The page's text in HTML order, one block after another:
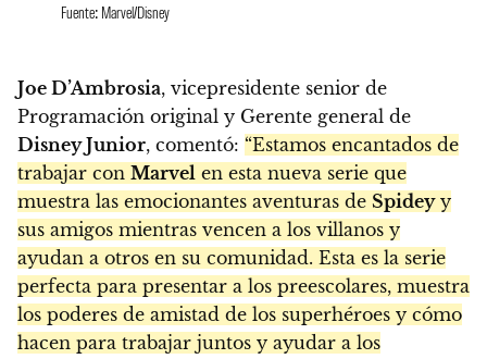
Fuente: Marvel/Disney
Joe D’Ambrosia, vicepresidente senior de
Programación original y Gerente general de
Disney Junior, comentó: “Estamos encantados de
trabajar con Marvel en esta nueva serie que
muestra las emocionantes aventuras de Spideyy
sus amigos mientras vencen a los villanos y
ayudan a otros en su comunidad. Esta es la serie
perfecta para presentar a los preescolares, muestra
los poderes de amistad de los superhéroes y cómo
hacen para trabajar juntos y ayudar a los